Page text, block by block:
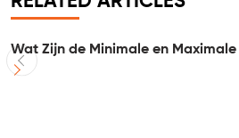
Wat Zijn de Minimale en